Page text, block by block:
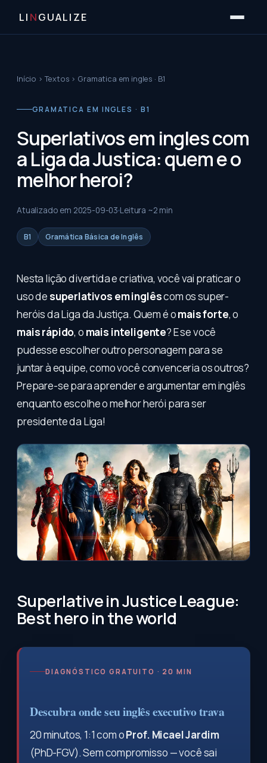
LI NGUALIZE
Início ›Textos › Gramatica em ingles · B1
GRAMATICA EM INGLES · B1
Superlativos em ingles com
a Liga da Justica: quem e o
melhor heroi?
Atualizado em 2025-09-03 Leitura ~2 min
B1 Gramática Básica de Inglês
Nesta lição divertida e criativa, você vai praticar o
uso de superlativos em inglêscom os super-
heróis da Liga da Justiça. Quem é omais forte, o
mais rápido, o mais inteligente? E se você
pudesse escolher outro personagem para se
juntar à equipe, como você convenceria os outros?
Prepare-se para aprender e argumentar em inglês
enquanto escolhe o melhor herói para ser
presidente da Liga!
Superlative in Justice League:
Best hero in the world
DIAGNÓSTICO GRATUITO · 20 MIN
Descubra onde seu inglês executivo trava
20 minutos, 1:1 com oProf. Micael Jardim
(PhD-FGV). Sem compromisso — você sai